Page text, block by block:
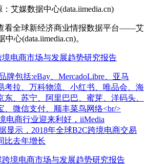
艾媒数据中心(data.iimedia.cn)
全球新经济商业情报数据平台——艾
中心(data.iimedia.cn)。
境电商市场与发展趋势研究报告
牌包括:eBay、MercadoLibre、亚马
考拉、万科物流、小红书、唯品会、海
东、苏宁、阿里巴巴、蜜芽、洋码头、
、微信支付、顺丰菜鸟网络<br/>
电商行业迎来利好，iiMedia
显示，2018年全球B2C跨境电商交易
比去年增长